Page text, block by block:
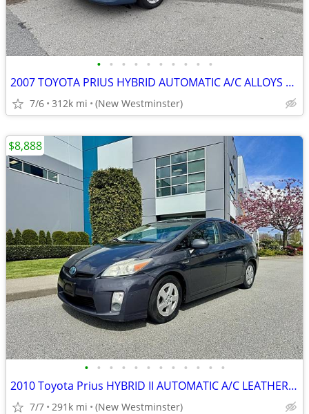
• • • • • • • • • •
2007 TOYOTA PRIUS HYBRID AUTOMATIC A/C ALLOYS LOCAL BC !
7/6 312k mi (New Westminster)
• • • • • • • • • • • •
2010 Toyota Prius HYBRID II AUTOMATIC A/C LEATHER GAS SAVER!
7/7 291k mi (New Westminster)
$8,888